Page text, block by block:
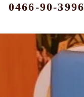
0466-90-3996